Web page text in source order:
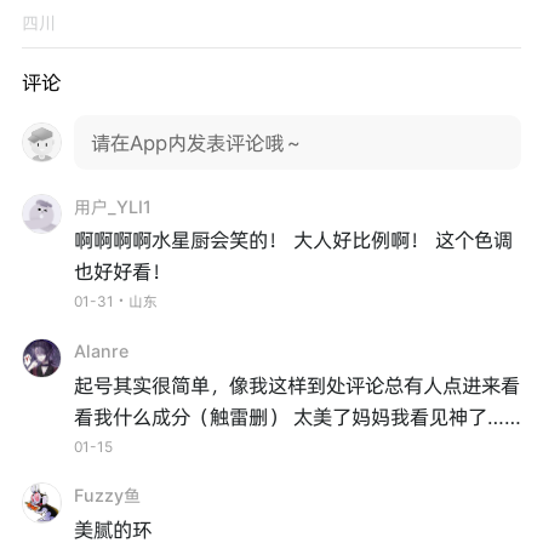
四川
评论
请在App内发表评论哦～
用户_YLI1
啊啊啊啊水星厨会笑的！ 大人好比例啊！ 这个色调
也好好看！
01-31・山东
Alanre
起号其实很简单，像我这样到处评论总有人点进来看
看我什么成分（触雷删） 太美了妈妈我看见神了……
01-15
Fuzzy鱼
美腻的环